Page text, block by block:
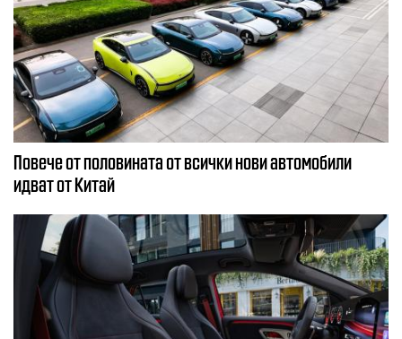
Повече от половината от всички нови автомобили
идват от Китай